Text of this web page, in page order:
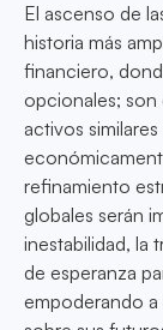
El ascenso de
historia más
financiero,
opcionales; son
activos
refinamiento
globales serán
inestabilidad, la
de esperanza
empoderando